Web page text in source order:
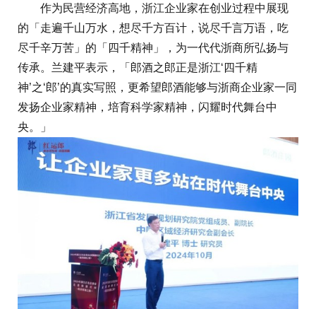
作为民营经济高地，浙江企业家在创业过程中展现
的「走遍千山万水，想尽千方百计，说尽千言万语，吃
尽千辛万苦」的「四千精神」，为一代代浙商所弘扬与
传承。兰建平表示，「郎酒之郎正是浙江‘四千精
神’之‘郎’的真实写照，更希望郎酒能够与浙商企业家一同
发扬企业家精神，培育科学家精神，闪耀时代舞台中
央。」